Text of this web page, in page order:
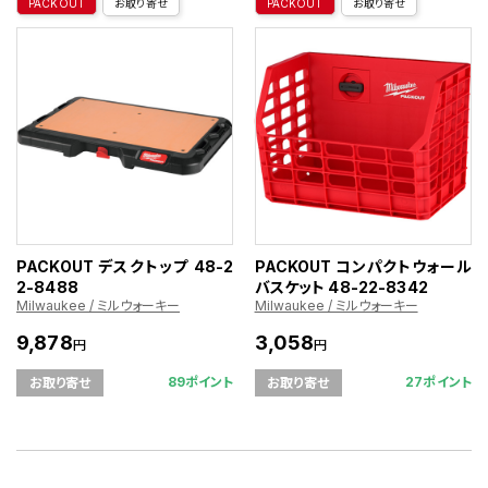
PACKOUT お取り寄せ
PACKOUT デスクトップ 48-2
2-8488
Milwaukee / ミルウォーキー
9,878円
お取り寄せ 89ポイント
PACKOUT お取り寄せ
PACKOUT コンパクトウォール
バスケット 48-22-8342
Milwaukee / ミルウォーキー
3,058円
お取り寄せ 27ポイント